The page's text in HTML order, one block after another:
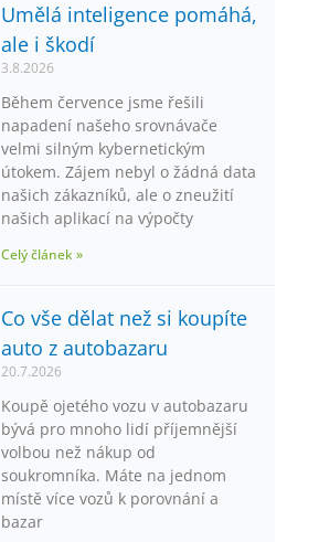
Umělá inteligence pomáhá,
ale i škodí
3.8.2026
Během července jsme řešili
napadení našeho srovnávače
velmi silným kybernetickým
útokem. Zájem nebyl o žádná data
našich zákazníků, ale o zneužití
našich aplikací na výpočty
Celý článek »
Co vše dělat než si koupíte
auto z autobazaru
20.7.2026
Koupě ojetého vozu v autobazaru
bývá pro mnoho lidí příjemnější
volbou než nákup od
soukromníka. Máte na jednom
místě více vozů k porovnání a
bazar